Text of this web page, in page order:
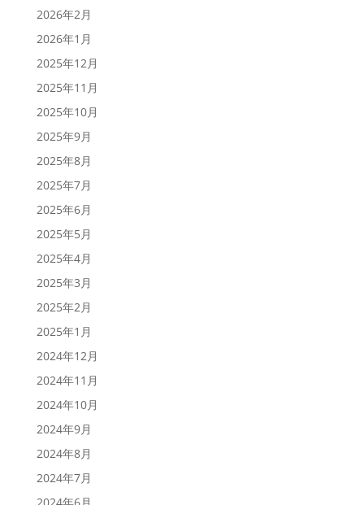
2026年2月
2026年1月
2025年12月
2025年11月
2025年10月
2025年9月
2025年8月
2025年7月
2025年6月
2025年5月
2025年4月
2025年3月
2025年2月
2025年1月
2024年12月
2024年11月
2024年10月
2024年9月
2024年8月
2024年7月